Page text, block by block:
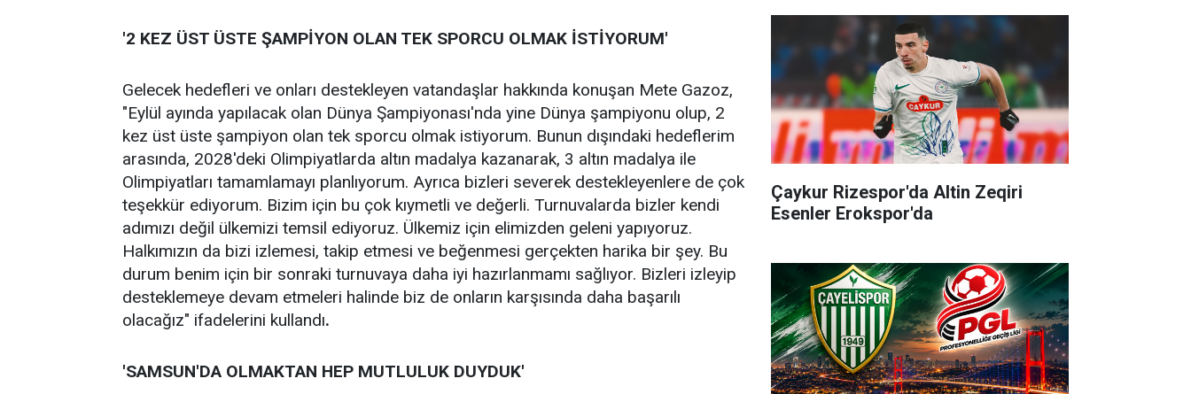
'2 KEZ ÜST ÜSTE ŞAMPİYON OLAN TEK SPORCU OLMAK İSTİYORUM'
Gelecek hedefleri ve onları destekleyen vatandaşlar hakkında konuşan Mete Gazoz,
"Eylül ayında yapılacak olan Dünya Şampiyonası'nda yine Dünya şampiyonu olup, 2
kez üst üste şampiyon olan tek sporcu olmak istiyorum. Bunun dışındaki hedeflerim
arasında, 2028'deki Olimpiyatlarda altın madalya kazanarak, 3 altın madalya ile
Olimpiyatları tamamlamayı planlıyorum. Ayrıca bizleri severek destekleyenlere de çok
teşekkür ediyorum. Bizim için bu çok kıymetli ve değerli. Turnuvalarda bizler kendi
adımızı değil ülkemizi temsil ediyoruz. Ülkemiz için elimizden geleni yapıyoruz.
Halkımızın da bizi izlemesi, takip etmesi ve beğenmesi gerçekten harika bir şey. Bu
durum benim için bir sonraki turnuvaya daha iyi hazırlanmamı sağlıyor. Bizleri izleyip
desteklemeye devam etmeleri halinde biz de onların karşısında daha başarılı
olacağız" ifadelerini kullandı.
'SAMSUN'DA OLMAKTAN HEP MUTLULUK DUYDUK'
Çaykur Rizespor'da Altin Zeqiri
Esenler Erokspor'da